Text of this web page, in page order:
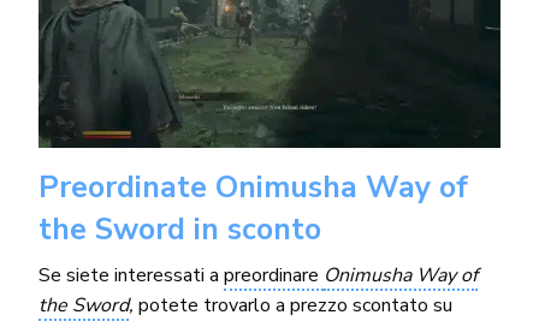
Preordinate Onimusha Way of
the Sword in sconto
Se siete interessati apreordinare Onimusha Way of
the Sword, potete trovarlo a prezzo scontato su